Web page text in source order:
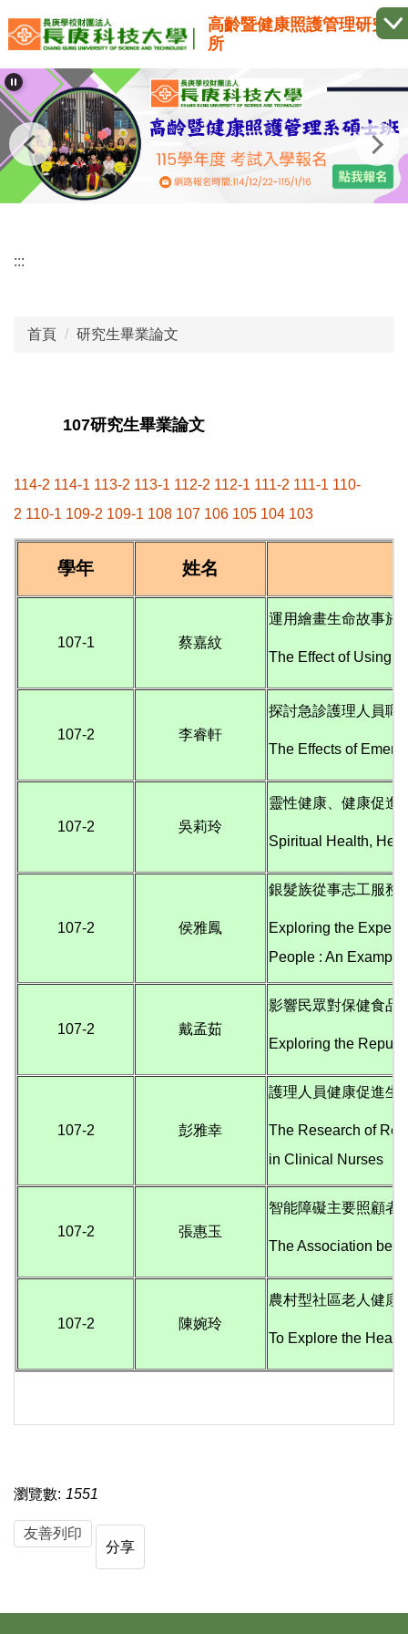
到
要
內
容
區
高齡暨健康照護管理研究
所
:::
首頁 研究生畢業論文
107研究生畢業論文
114-2 114-1 113-2 113-1 112-2 112-1 111-2 111-1 110-
2 110-1 109-2 109-1 108 107 106 105 104 103
學年 姓名
107-1 蔡嘉紋
運用繪畫生命故事於
The Effect of Using
107-2 李睿軒
探討急診護理人員職
The Effects of
107-2 吳莉玲
靈性健康、健康促進
Spiritual Health,
107-2 侯雅鳳
銀髮族從事志工服務
Exploring the
People : An
107-2 戴孟茹
影響民眾對保健食品
Exploring the
107-2 彭雅幸
護理人員健康促進生
The Research of
in Clinical Nurses
107-2 張惠玉
智能障礙主要照顧者
The Association
107-2 陳婉玲
農村型社區老人健康
To Explore the
瀏覽數: 1551
友善列印
分享